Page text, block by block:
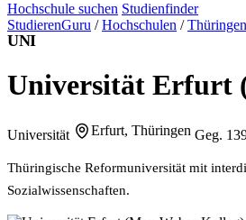
Hochschule suchen Studienfinder
StudierenGuru / Hochschulen / Thüringen
UNI
Universität Erfurt
Universität Erfurt, Thüringen Geg.
Thüringische Reformuniversität mit
Sozialwissenschaften.